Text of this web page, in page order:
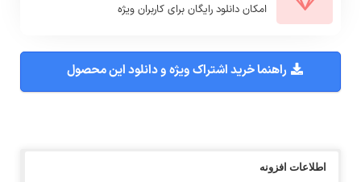
امکان دانلود رایگان برای کاربران ویژه
راهنما خرید اشتراک ویژه و دانلود این محصول
اطلاعات افزونه